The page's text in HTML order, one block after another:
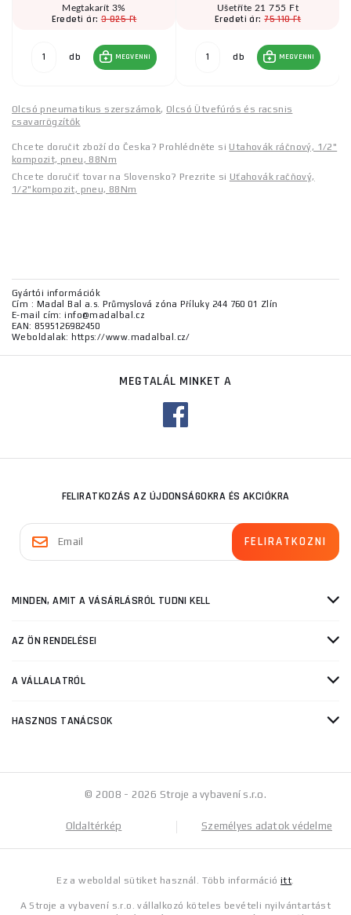
Megtakarít 3%
Eredeti ár:3 825 Ft
db MEGVENNI
Ušetříte 21 755 Ft
Eredeti ár:75 110 Ft
db MEGVENNI
Olcsó pneumatikus szerszámok, Olcsó Ütvefúrós és racsnis
csavarrögzítők
Chcete doručit zboží do Česka? Prohlédněte si Utahovák ráčnový, 1/2"
kompozit, pneu, 88Nm
Chcete doručiť tovar na Slovensko? Prezrite si Uťahovák račňový,
1/2"kompozit, pneu, 88Nm
Gyártói információk
Cím : Madal Bal a.s. Průmyslová zóna Příluky 244 760 01 Zlín
E-mail cím: info@madalbal.cz
EAN: 8595126982450
Weboldalak: https://www.madalbal.cz/
MEGTALÁL MINKET A
FELIRATKOZÁS AZ ÚJDONSÁGOKRA ÉS AKCIÓKRA
MINDEN, AMIT A VÁSÁRLÁSRÓL TUDNI KELL
AZ ÖN RENDELÉSEI
A VÁLLALATRÓL
HASZNOS TANÁCSOK
© 2008 - 2026 Stroje a vybavení s.r.o.
Oldaltérkép Személyes adatok védelme
Ez a weboldal sütiket használ. Több információitt.
A Stroje a vybavení s.r.o. vállalkozó köteles bevételi nyilvántartást